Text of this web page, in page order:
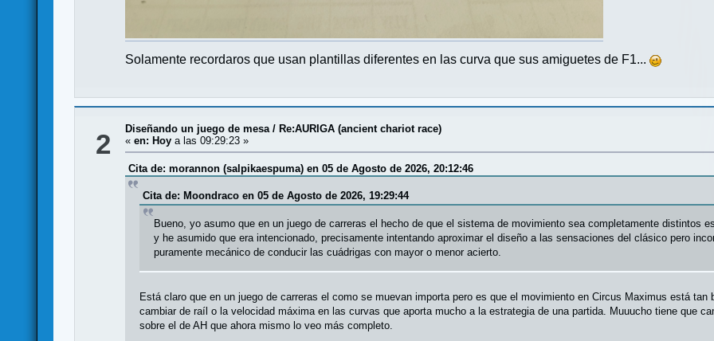
Solamente recordaros que usan plantillas diferentes en las curva que sus amiguetes de F1...
2 Diseñando un juego de mesa/ Re:AURIGA (ancient chariot race)
«en: Hoy a las 09:29:23 »
Cita de: morannon (salpikaespuma) en 05 de Agosto de 2026, 20:12:46
Cita de: Moondraco en 05 de Agosto de 2026, 19:29:44
Bueno, yo asumo que en un juego de carreras el hecho de que el sistema de movimiento sea completamente distintos
y he asumido que era intencionado, precisamente intentando aproximar el diseño a las sensaciones del clásico pero
puramente mecánico de conducir las cuádrigas con mayor o menor acierto.
Está claro que en un juego de carreras el como se muevan importa pero es que el movimiento en Circus Maximus está
cambiar de raíl o la velocidad máxima en las curvas que aporta mucho a la estrategia de una partida. Muuucho tiene que
sobre el de AH que ahora mismo lo veo más completo.